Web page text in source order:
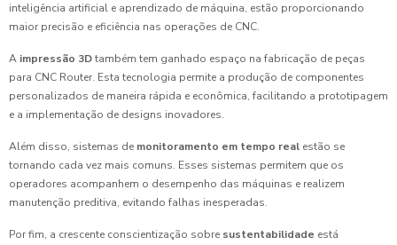
inteligência artificial e aprendizado de máquina, estão proporcionando
maior precisão e eficiência nas operações de CNC.
A impressão 3Dtambém tem ganhado espaço na fabricação de peças
para CNC Router. Esta tecnologia permite a produção de componentes
personalizados de maneira rápida e econômica, facilitando a prototipagem
e a implementação de designs inovadores.
Além disso, sistemas de monitoramento em tempo real estão se
tornando cada vez mais comuns. Esses sistemas permitem que os
operadores acompanhem o desempenho das máquinas e realizem
manutenção preditiva, evitando falhas inesperadas.
Por fim, a crescente conscientização sobre sustentabilidade está